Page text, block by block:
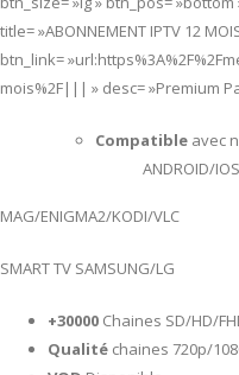
title= »ABONNEMENT IPTV 12
btn_link=
mois%2F||| » desc= »Premium
Compatible avec
ANDROID/
MAG/ENIGMA2/KODI/VLC
SMART TV SAMSUNG/LG
+30000 Chaines SD/HD/
Qualité chaines 720p/